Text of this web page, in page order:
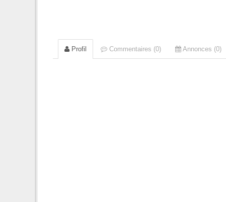
Profil Commentaires (0) Annonces (0)